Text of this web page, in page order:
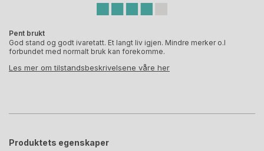
Pent brukt
God stand og godt ivaretatt. Et langt liv igjen. Mindre merker o.l
forbundet med normalt bruk kan forekomme.
Les mer om tilstandsbeskrivelsene våre her
Produktets egenskaper